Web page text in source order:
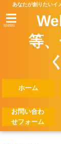
あなたが創りたいイ
menu
等
ホーム
お問い合わ
せフォーム